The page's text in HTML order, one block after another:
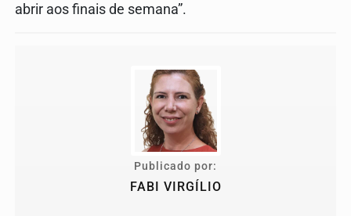
abrir aos finais de semana”.
Publicado por:
FABI VIRGÍLIO